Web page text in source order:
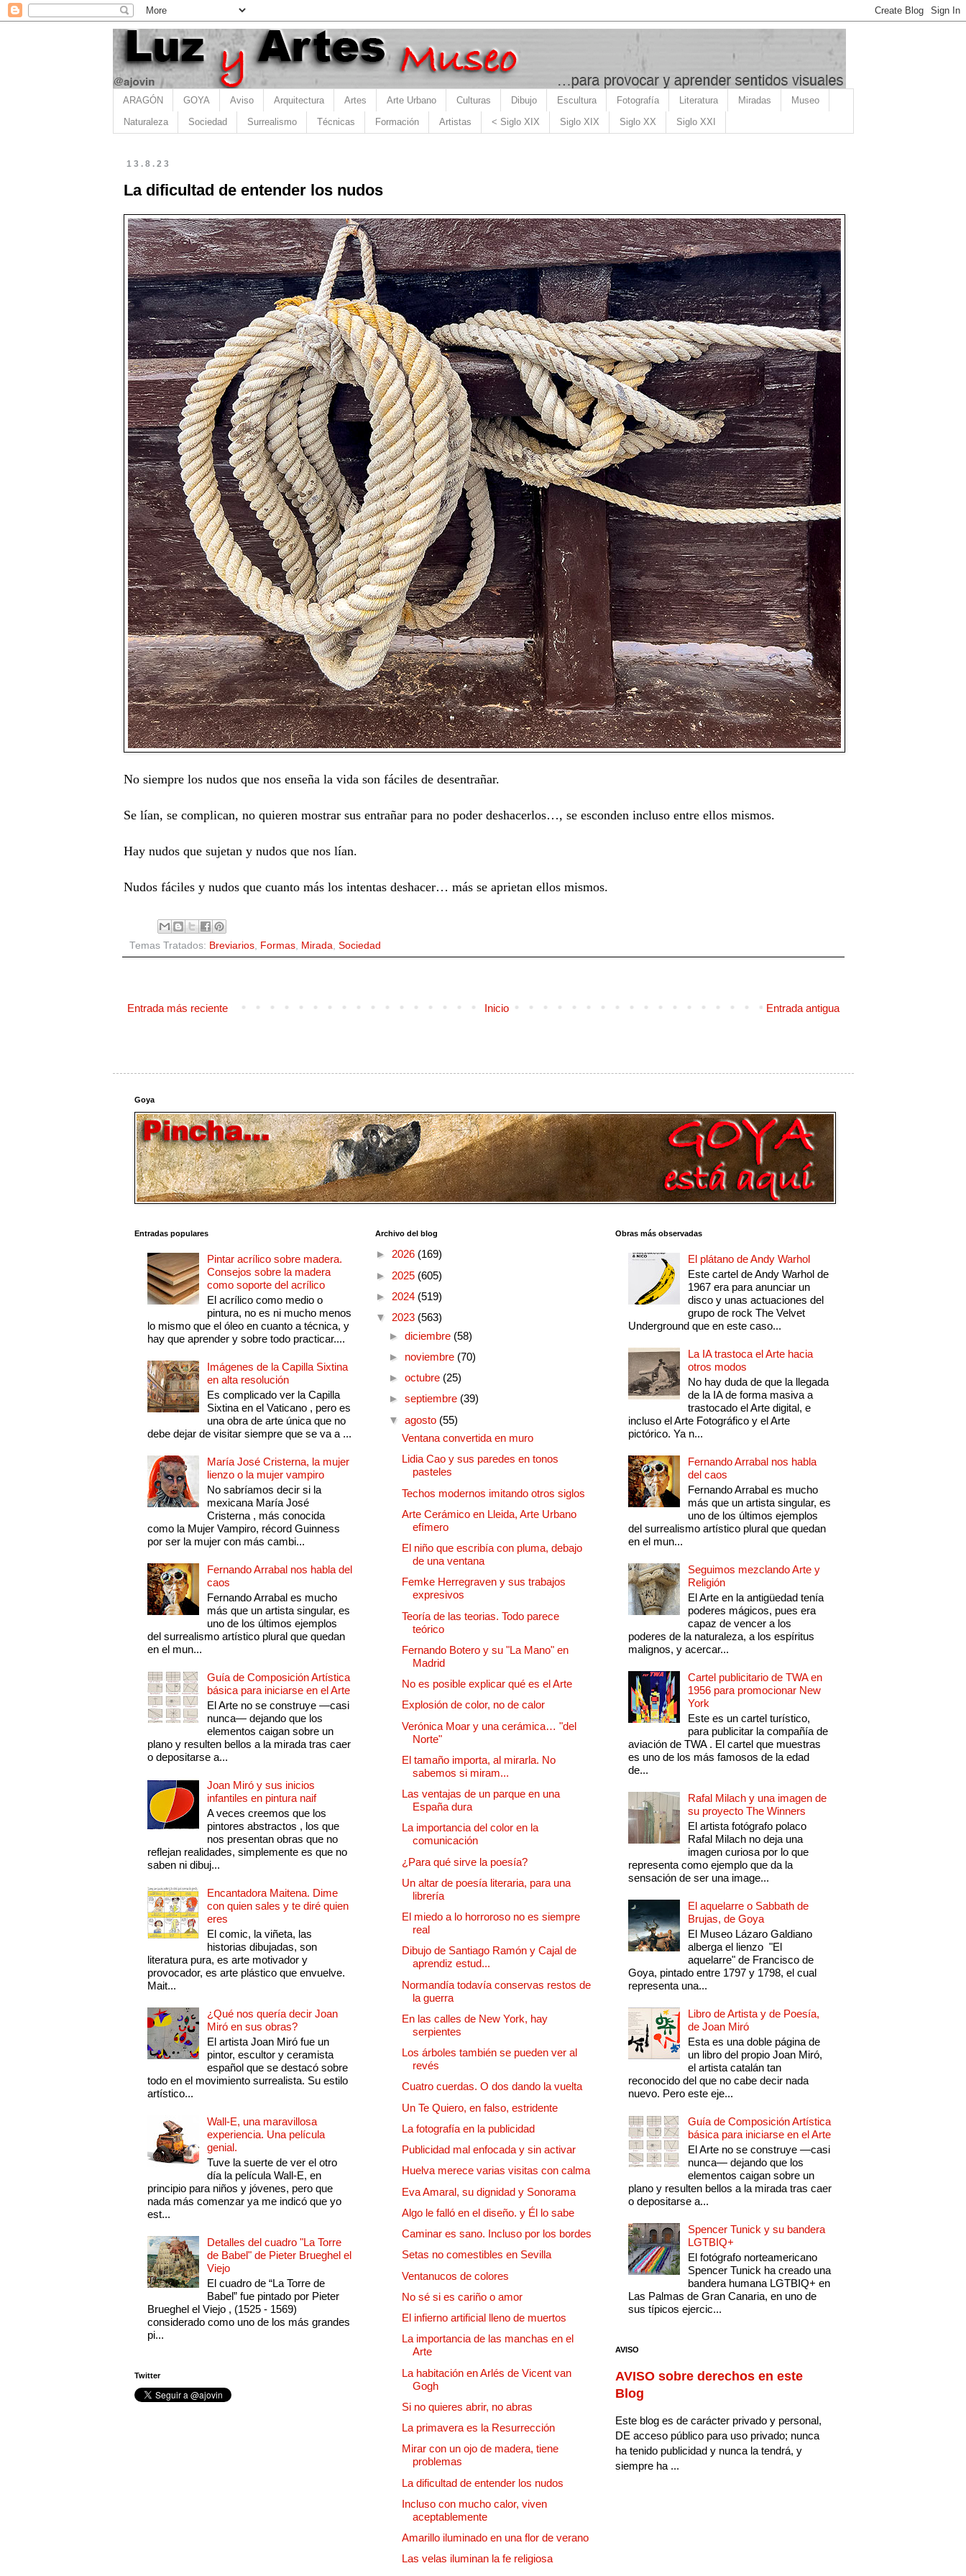
ARAGÓN GOYA Aviso Arquitectura Artes Arte Urbano Culturas Dibujo Escultura Fotografía Literatura Miradas Museo
Naturaleza Sociedad Surrealismo Técnicas Formación Artistas < Siglo XIX Siglo XIX Siglo XX Siglo XXI
13.8.23
La dificultad de entender los nudos
No siempre los nudos que nos enseña la vida son fáciles de desentrañar.
Se lían, se complican, no quieren mostrar sus entrañar para no poder deshacerlos…, se esconden incluso entre ellos mismos.
Hay nudos que sujetan y nudos que nos lían.
Nudos fáciles y nudos que cuanto más los intentas deshacer… más se aprietan ellos mismos.
Temas Tratados: Breviarios, Formas, Mirada Sociedad
Entrada más reciente Entrada antigua
Inicio
Goya
Entradas populares
Pintar acrílico sobre madera.
Consejos sobre la madera
como soporte del acrílico
El acrílico como medio o
pintura, no es ni mucho menos
lo mismo que el óleo en cuanto a técnica, y
hay que aprender y sobre todo practicar....
Imágenes de la Capilla Sixtina
en alta resolución
Es complicado ver la Capilla
Sixtina en el Vaticano , pero es
una obra de arte única que no
debe dejar de visitar siempre que se va a ...
María José Cristerna, la mujer
lienzo o la mujer vampiro
No sabríamos decir si la
mexicana María José
Cristerna , más conocida
como la Mujer Vampiro, récord Guinness
por ser la mujer con más cambi...
Fernando Arrabal nos habla del
caos
Fernando Arrabal es mucho
más que un artista singular, es
uno de los últimos ejemplos
del surrealismo artístico plural que quedan
en el mun...
Guía de Composición Artística
básica para iniciarse en el Arte
El Arte no se construye —casi
nunca— dejando que los
elementos caigan sobre un
plano y resulten bellos a la mirada tras caer
o depositarse a...
Joan Miró y sus inicios
infantiles en pintura naif
A veces creemos que los
pintores abstractos , los que
nos presentan obras que no
reflejan realidades, simplemente es que no
saben ni dibuj...
Encantadora Maitena. Dime
con quien sales y te diré quien
eres
El comic, la viñeta, las
historias dibujadas, son
literatura pura, es arte motivador y
provocador, es arte plástico que envuelve.
Mait...
¿Qué nos quería decir Joan
Miró en sus obras?
El artista Joan Miró fue un
pintor, escultor y ceramista
español que se destacó sobre
todo en el movimiento surrealista. Su estilo
artístico...
Wall-E, una maravillosa
experiencia. Una película
genial.
Tuve la suerte de ver el otro
día la película Wall-E, en
principio para niños y jóvenes, pero que
nada más comenzar ya me indicó que yo
est...
Detalles del cuadro "La Torre
de Babel" de Pieter Brueghel el
Viejo
El cuadro de “La Torre de
Babel” fue pintado por Pieter
Brueghel el Viejo , (1525 - 1569)
considerado como uno de los más grandes
pi...
Twitter
Archivo del blog
► 2026 (169)
► 2025 (605)
► 2024 (519)
▼ 2023 (563)
► diciembre (58)
► noviembre (70)
► octubre (25)
► septiembre (39)
▼ agosto (55)
Ventana convertida en muro
Lidia Cao y sus paredes en tonos
pasteles
Techos modernos imitando otros siglos
Arte Cerámico en Lleida, Arte Urbano
efímero
El niño que escribía con pluma, debajo
de una ventana
Femke Herregraven y sus trabajos
expresivos
Teoría de las teorias. Todo parece
teórico
Fernando Botero y su "La Mano" en
Madrid
No es posible explicar qué es el Arte
Explosión de color, no de calor
Verónica Moar y una cerámica… "del
Norte"
El tamaño importa, al mirarla. No
sabemos si miram...
Las ventajas de un parque en una
España dura
La importancia del color en la
comunicación
¿Para qué sirve la poesía?
Un altar de poesía literaria, para una
librería
El miedo a lo horroroso no es siempre
real
Dibujo de Santiago Ramón y Cajal de
aprendiz estud...
Normandía todavía conservas restos de
la guerra
En las calles de New York, hay
serpientes
Los árboles también se pueden ver al
revés
Cuatro cuerdas. O dos dando la vuelta
Un Te Quiero, en falso, estridente
La fotografía en la publicidad
Publicidad mal enfocada y sin activar
Huelva merece varias visitas con calma
Eva Amaral, su dignidad y Sonorama
Algo le falló en el diseño. y Él lo sabe
Caminar es sano. Incluso por los bordes
Setas no comestibles en Sevilla
Ventanucos de colores
No sé si es cariño o amor
El infierno artificial lleno de muertos
La importancia de las manchas en el
Arte
La habitación en Arlés de Vicent van
Gogh
Si no quieres abrir, no abras
La primavera es la Resurrección
Mirar con un ojo de madera, tiene
problemas
La dificultad de entender los nudos
Incluso con mucho calor, viven
aceptablemente
Amarillo iluminado en una flor de verano
Las velas iluminan la fe religiosa
Obras más observadas
El plátano de Andy Warhol
Este cartel de Andy Warhol de
1967 era para anunciar un
disco y unas actuaciones del
grupo de rock The Velvet
Underground que en este caso...
La IA trastoca el Arte hacia
otros modos
No hay duda de que la llegada
de la IA de forma masiva a
trastocado el Arte digital, e
incluso el Arte Fotográfico y el Arte
pictórico. Ya n...
Fernando Arrabal nos habla
del caos
Fernando Arrabal es mucho
más que un artista singular, es
uno de los últimos ejemplos
del surrealismo artístico plural que quedan
en el mun...
Seguimos mezclando Arte y
Religión
El Arte en la antigüedad tenía
poderes mágicos, pues era
capaz de vencer a los
poderes de la naturaleza, a los espíritus
malignos, y acercar...
Cartel publicitario de TWA en
1956 para promocionar New
York
Este es un cartel turístico,
para publicitar la compañía de
aviación de TWA . El cartel que muestras
es uno de los más famosos de la edad
de...
Rafal Milach y una imagen de
su proyecto The Winners
El artista fotógrafo polaco
Rafal Milach no deja una
imagen curiosa por lo que
representa como ejemplo que da la
sensación de ser una image...
El aquelarre o Sabbath de
Brujas, de Goya
El Museo Lázaro Galdiano
alberga el lienzo "El
aquelarre" de Francisco de
Goya, pintado entre 1797 y 1798, el cual
representa una...
Libro de Artista y de Poesía,
de Joan Miró
Esta es una doble página de
un libro del propio Joan Miró,
el artista catalán tan
reconocido del que no cabe decir nada
nuevo. Pero este eje...
Guía de Composición Artística
básica para iniciarse en el Arte
El Arte no se construye —casi
nunca— dejando que los
elementos caigan sobre un
plano y resulten bellos a la mirada tras caer
o depositarse a...
Spencer Tunick y su bandera
LGTBIQ+
El fotógrafo norteamericano
Spencer Tunick ha creado una
bandera humana LGTBIQ+ en
Las Palmas de Gran Canaria, en uno de
sus típicos ejercic...
AVISO
AVISO sobre derechos en este
Blog
Este blog es de carácter privado y personal,
DE acceso público para uso privado; nunca
ha tenido publicidad y nunca la tendrá, y
siempre ha ...